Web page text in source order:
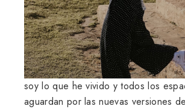
soy lo que he vivido y todos los
aguardan por las nuevas versiones